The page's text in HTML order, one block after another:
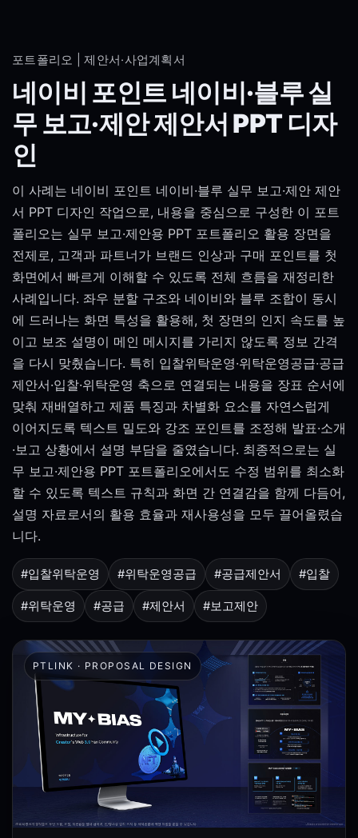
포트폴리오 | 제안서·사업계획서
네이비 포인트 네이비·블루 실
무 보고·제안 제안서 PPT 디자
인
이 사례는 네이비 포인트 네이비·블루 실무 보고·제안 제안
서 PPT 디자인 작업으로, 내용을 중심으로 구성한 이 포트
폴리오는 실무 보고·제안용 PPT 포트폴리오 활용 장면을
전제로, 고객과 파트너가 브랜드 인상과 구매 포인트를 첫
화면에서 빠르게 이해할 수 있도록 전체 흐름을 재정리한
사례입니다. 좌우 분할 구조와 네이비와 블루 조합이 동시
에 드러나는 화면 특성을 활용해, 첫 장면의 인지 속도를 높
이고 보조 설명이 메인 메시지를 가리지 않도록 정보 간격
을 다시 맞췄습니다. 특히 입찰위탁운영·위탁운영공급·공급
제안서·입찰·위탁운영 축으로 연결되는 내용을 장표 순서에
맞춰 재배열하고 제품 특징과 차별화 요소를 자연스럽게
이어지도록 텍스트 밀도와 강조 포인트를 조정해 발표·소개
·보고 상황에서 설명 부담을 줄였습니다. 최종적으로는 실
무 보고·제안용 PPT 포트폴리오에서도 수정 범위를 최소화
할 수 있도록 텍스트 규칙과 화면 간 연결감을 함께 다듬어,
설명 자료로서의 활용 효율과 재사용성을 모두 끌어올렸습
니다.
#입찰위탁운영 #위탁운영공급 #공급제안서 #입찰
#위탁운영 #공급 #제안서 #보고제안
PTLINK · PROPOSAL DESIGN